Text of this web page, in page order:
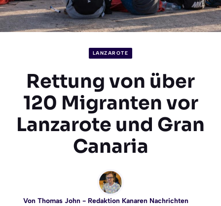
LANZAROTE
Rettung von über
120 Migranten vor
Lanzarote und Gran
Canaria
Von Thomas John- Redaktion Kanaren Nachrichten